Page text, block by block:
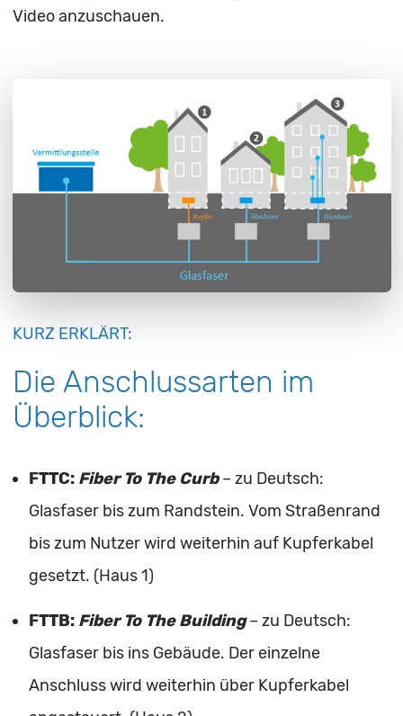
Video anzuschauen.
KURZ ERKLÄRT:
Die Anschlussarten im
Überblick:
FTTC: Fiber To The Curb – zu Deutsch:
Glasfaser bis zum Randstein. Vom Straßenrand
bis zum Nutzer wird weiterhin auf Kupferkabel
gesetzt. (Haus 1)
FTTB: Fiber To The Building– zu Deutsch:
Glasfaser bis ins Gebäude. Der einzelne
Anschluss wird weiterhin über Kupferkabel